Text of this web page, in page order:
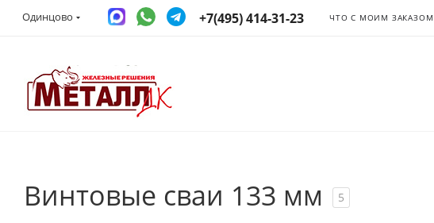
Одинцово +7(495) 414-31-23 ЧТО С МОИМ ЗАКАЗОМ
Винтовые сваи 133 мм 5